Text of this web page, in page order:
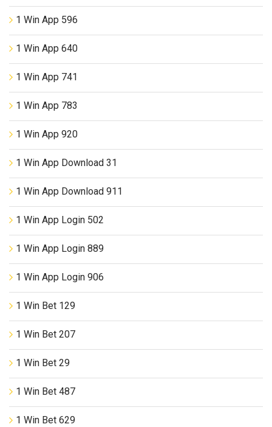
1 Win App 596
1 Win App 640
1 Win App 741
1 Win App 783
1 Win App 920
1 Win App Download 31
1 Win App Download 911
1 Win App Login 502
1 Win App Login 889
1 Win App Login 906
1 Win Bet 129
1 Win Bet 207
1 Win Bet 29
1 Win Bet 487
1 Win Bet 629